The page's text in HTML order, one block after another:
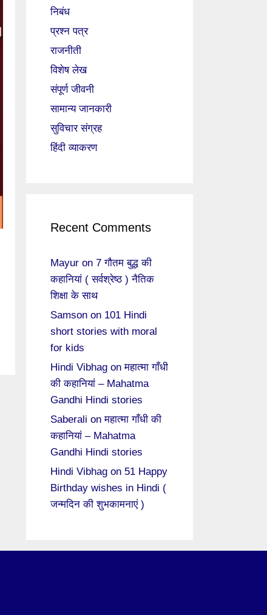
निबंध
प्रश्न पत्र
राजनीती
विशेष लेख
संपूर्ण जीवनी
सामान्य जानकारी
सुविचार संग्रह
हिंदी व्याकरण
Recent Comments
Mayur on 7 गौतम बुद्ध की
कहानियां ( सर्वश्रेष्ठ ) नैतिक
शिक्षा के साथ
Samson on 101 Hindi
short stories with moral
for kids
Hindi Vibhag onमहात्मा गाँधी
की कहानियां – Mahatma
Gandhi Hindi stories
Saberali onमहात्मा गाँधी की
कहानियां – Mahatma
Gandhi Hindi stories
Hindi Vibhag on 51 Happy
Birthday wishes in Hindi (
जन्मदिन की शुभकामनाएं )